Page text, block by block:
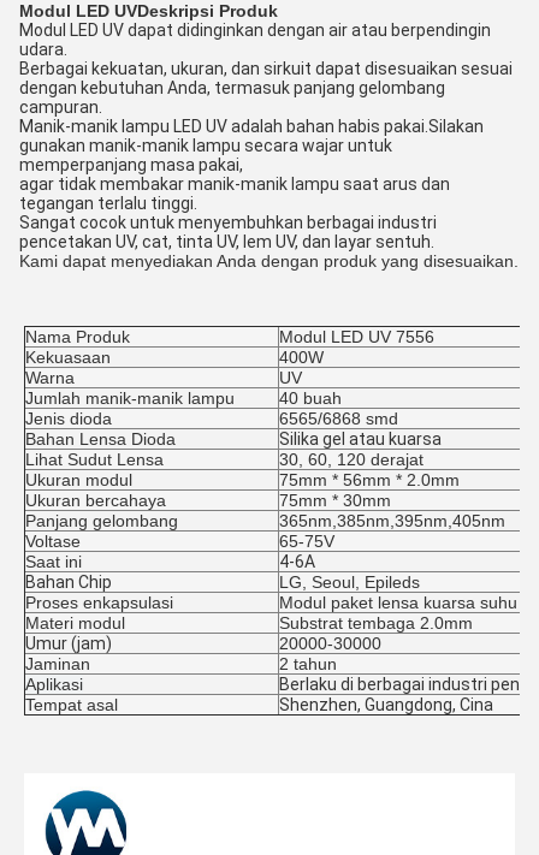
Modul LED UVDeskripsi Produk
Modul LED UV dapat didinginkan dengan air atau berpendingin
udara.
Berbagai kekuatan, ukuran, dan sirkuit dapat disesuaikan sesuai
dengan kebutuhan Anda, termasuk panjang gelombang
campuran.
Manik-manik lampu LED UV adalah bahan habis pakai.Silakan
gunakan manik-manik lampu secara wajar untuk
memperpanjang masa pakai,
agar tidak membakar manik-manik lampu saat arus dan
tegangan terlalu tinggi.
Sangat cocok untuk menyembuhkan berbagai industri
pencetakan UV, cat, tinta UV, lem UV, dan layar sentuh.
Kami dapat menyediakan Anda dengan produk yang disesuaikan.
Nama Produk
Modul LED UV 7556
Kekuasaan
400W
Warna
UV
Jumlah manik-manik lampu
40 buah
Jenis dioda
6565/6868 smd
Bahan Lensa Dioda
Silika gel atau kuarsa
Lihat Sudut Lensa
30, 60, 120 derajat
Ukuran modul
75mm * 56mm * 2.0mm
Ukuran bercahaya
75mm * 30mm
Panjang gelombang
365nm,385nm,395nm,405nm
Voltase
65-75V
Saat ini
4-6A
Bahan Chip
LG, Seoul, Epileds
Proses enkapsulasi
Modul paket lensa kuarsa suhu
Materi modul
Substrat tembaga 2.0mm
Umur (jam)
20000-30000
Jaminan
2 tahun
Aplikasi
Berlaku di berbagai industri
Tempat asal
Shenzhen, Guangdong, Cina